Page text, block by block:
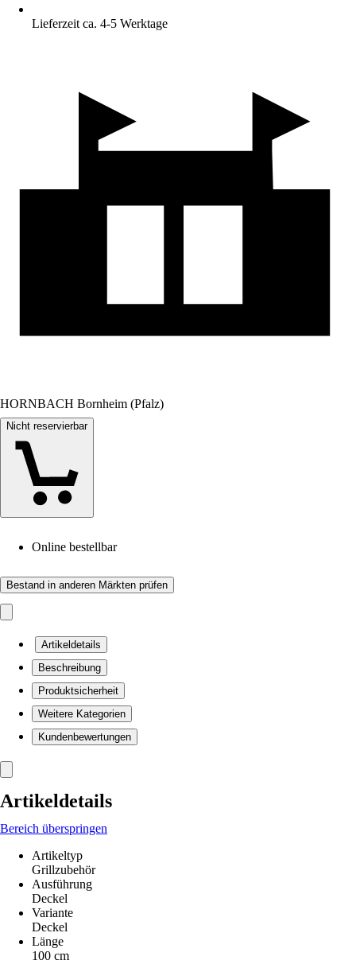
Lieferzeit ca. 4-5 Werktage
HORNBACH Bornheim (Pfalz)
Nicht reservierbar
Online bestellbar
Bestand in anderen Märkten prüfen
Artikeldetails
Beschreibung
Produktsicherheit
Weitere Kategorien
Kundenbewertungen
Artikeldetails
Bereich überspringen
Artikeltyp
Grillzubehör
Ausführung
Deckel
Variante
Deckel
Länge
100 cm